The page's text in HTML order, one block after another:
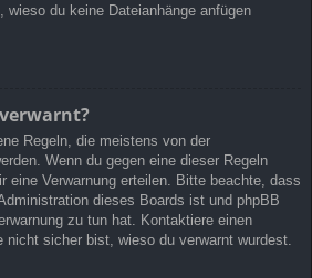
du keine Dateianhänge anfügen
Regeln, die meistens von der
Wenn du gegen eine dieser Regeln
eine Verwarnung erteilen. Bitte beachte, dass
dieses Boards ist und phpBB
zu tun hat. Kontaktiere einen
nicht sicher bist, wieso du verwarnt wurdest.